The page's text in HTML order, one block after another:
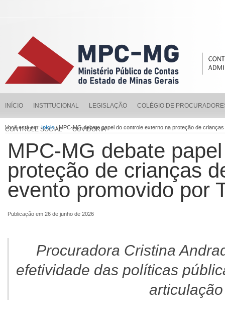
INÍCIO INSTITUCIONAL LEGISLAÇÃO COLÉGIO DE
CONTROLE SOCIAL OUVIDORIA
Você está em:Início/ MPC-MG debate papel do controle externo na proteção de
MPC-MG debate
proteção de crianças
evento promovido por
Publicação em 26 de junho de 2026
Procuradora Cristina
efetividade das políticas